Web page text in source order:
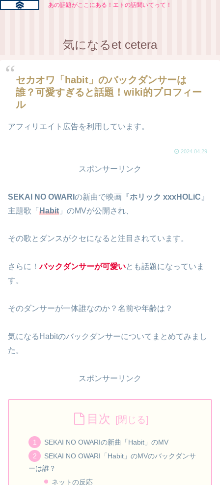
あの話題がここにある！エトの話聞いてって！
気になるet cetera
セカオワ「habit」のバックダンサーは
誰？可愛すぎると話題！wiki的プロフィー
ル
アフィリエイト広告を利用しています。
2024.04.29
スポンサーリンク
SEKAI NO OWARI の新曲で映画『ホリック xxxHOLiC 』
主題歌「 Habit 」のMVが公開され、
その歌とダンスがクセになると注目されています。
さらに！バックダンサーが可愛いとも話題になっていま
す。
そのダンサーが一体誰なのか？名前や年齢は？
気になるHabitのバックダンサーについてまとめてみまし
た。
スポンサーリンク
目次
SEKAI NO OWARIの新曲「Habit」のMV
SEKAI NO OWARI「Habit」のMVのバックダンサ
ーは誰？
ネットの反応